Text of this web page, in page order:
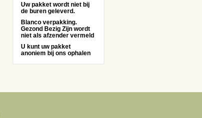
Uw pakket wordt niet bij
de buren geleverd.
Blanco verpakking.
Gezond Bezig Zijn wordt
niet als afzender vermeld
U kunt uw pakket
anoniem bij ons ophalen